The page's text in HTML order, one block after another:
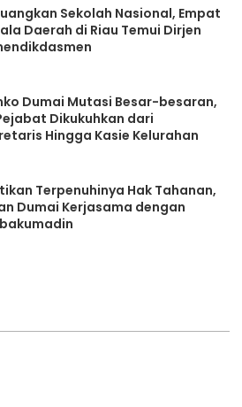
Sekolah Nasional, Empat
Daerah di Riau Temui Dirjen
Dumai Mutasi Besar-besaran,
Dikukuhkan dari
Hingga Kasie Kelurahan
Terpenuhinya Hak Tahanan,
Dumai Kerjasama dengan